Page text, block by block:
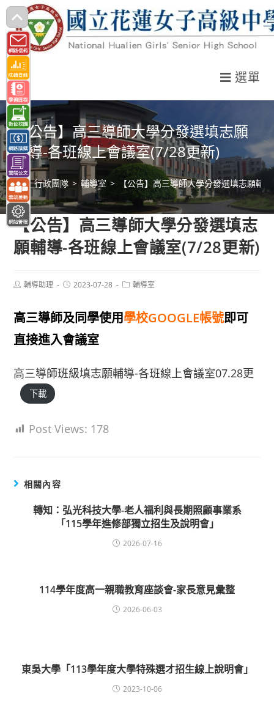
跳
轉
至
主
要
內
容
選單
【公告】高三導師大學分發選填志願
輔導-各班線上會議室(7/28更新)
> 行政團隊 > 輔導室 > 【公告】高三導師大學分發選填志願輔
【公告】高三導師大學分發選填志
願輔導-各班線上會議室(7/28更新)
Post輔導助理
Post2023-07-28
Post輔導室
高三導師及同學使用學校GOOGLE帳號即可
直接進入會議室
高三導師班級填志願輔導-各班線上會議室07.28更
下載
Post Views: 178
相關內容
轉知：弘光科技大學-老人福利與長期照顧事業系
「115學年進修部獨立招生及說明會」
2026-07-16
114學年度高一親職教育座談會-家長意見彙整
2026-06-03
東吳大學「113學年度大學特殊選才招生線上說明會」
2023-10-06